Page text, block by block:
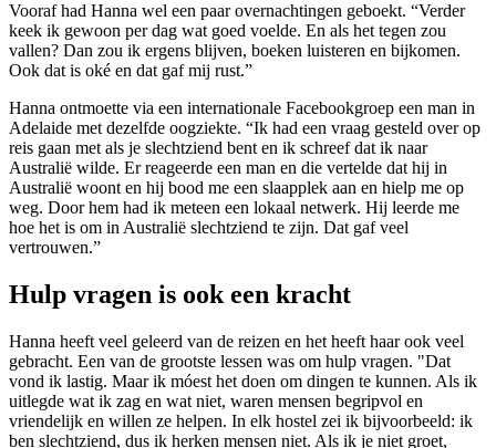
Vooraf had Hanna wel een paar overnachtingen geboekt. “Verder
keek ik gewoon per dag wat goed voelde. En als het tegen zou
vallen? Dan zou ik ergens blijven, boeken luisteren en bijkomen.
Ook dat is oké en dat gaf mij rust.”
Hanna ontmoette via een internationale Facebookgroep een man in
Adelaide met dezelfde oogziekte. “Ik had een vraag gesteld over op
reis gaan met als je slechtziend bent en ik schreef dat ik naar
Australië wilde. Er reageerde een man en die vertelde dat hij in
Australië woont en hij bood me een slaapplek aan en hielp me op
weg. Door hem had ik meteen een lokaal netwerk. Hij leerde me
hoe het is om in Australië slechtziend te zijn. Dat gaf veel
vertrouwen.”
Hulp vragen is ook een kracht
Hanna heeft veel geleerd van de reizen en het heeft haar ook veel
gebracht. Een van de grootste lessen was om hulp vragen. "Dat
vond ik lastig. Maar ik móest het doen om dingen te kunnen. Als ik
uitlegde wat ik zag en wat niet, waren mensen begripvol en
vriendelijk en willen ze helpen. In elk hostel zei ik bijvoorbeeld: ik
ben slechtziend, dus ik herken mensen niet. Als ik je niet groet,